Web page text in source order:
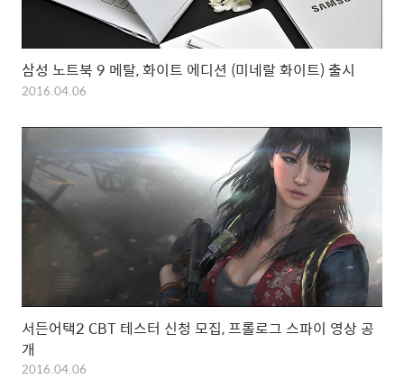
삼성 노트북 9 메탈, 화이트 에디션 (미네랄 화이트) 출시
2016.04.06
서든어택2 CBT 테스터 신청 모집, 프롤로그 스파이 영상 공
개
2016.04.06